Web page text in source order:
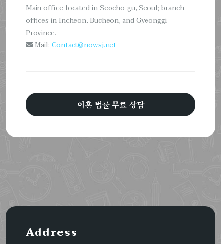
Main office located in Seocho-gu, Seoul; branch
offices in Incheon, Bucheon, and Gyeonggi
Province.
Mail: Contact@nowsj.net
이혼 법률 무료 상담
Address